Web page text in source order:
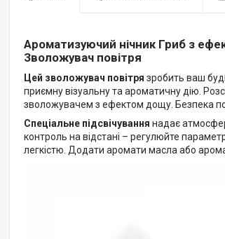
Ароматизуючий нічник Гриб з
Зволожувач повітря
Цей зволожувач повітря зробить ваш
приємну візуальну та ароматичну дію.
зволожувачем з ефектом дощу. Безпека
Спеціальне підсвічування надає
контроль на відстані – регулюйте
легкістю. Додати аромати масла або